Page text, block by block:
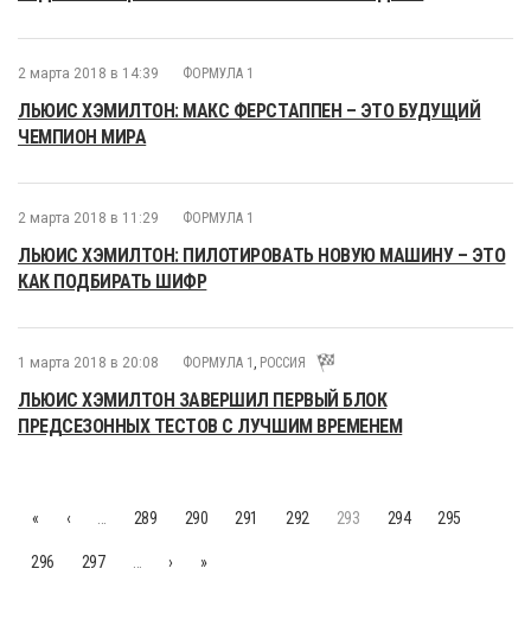
2 марта 2018 в 14:39 ФОРМУЛА 1
ЛЬЮИС ХЭМИЛТОН: МАКС ФЕРСТАППЕН – ЭТО БУДУЩИЙ
ЧЕМПИОН МИРА
2 марта 2018 в 11:29 ФОРМУЛА 1
ЛЬЮИС ХЭМИЛТОН: ПИЛОТИРОВАТЬ НОВУЮ МАШИНУ – ЭТО
КАК ПОДБИРАТЬ ШИФР
1 марта 2018 в 20:08 ФОРМУЛА 1 , РОССИЯ
ЛЬЮИС ХЭМИЛТОН ЗАВЕРШИЛ ПЕРВЫЙ БЛОК
ПРЕДСЕЗОННЫХ ТЕСТОВ С ЛУЧШИМ ВРЕМЕНЕМ
« ‹ 289 290 291 292 293 294 295
296 297 › »